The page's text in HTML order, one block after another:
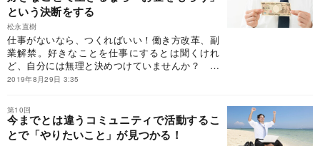
という決断をする
松永直樹
仕事がないなら、つくればいい！働き方改革、副
業解禁。好きなことを仕事にするとは聞くけれ
ど、自分には無理と決めつけていませんか？ 著
者もかつては「好きなことを仕事に」とは思えな
し、壮絶経験なし。流されて就職するもたった2
ヵ月でギブアップ。そんなふつうの人が、どのよ
うに好きなボードゲームを突き詰め、強みを仕事
に変え、好きなことで「食える」ようになったの
2019年8月29日 3:35
第10回
今までとは違うコミュニティで活動するこ
とで「やりたいこと」が見つかる！